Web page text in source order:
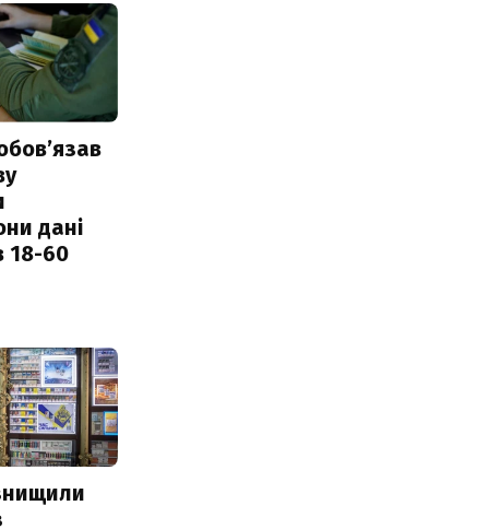
дані
18-60